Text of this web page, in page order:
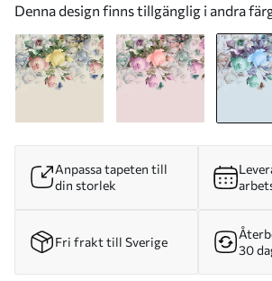
Denna design finns tillgänglig i andra
Anpassa tapeten till
din storlek
Fri frakt till Sverige
30